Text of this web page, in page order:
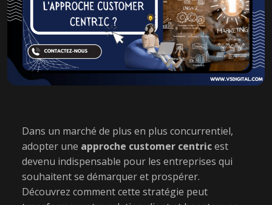
Dans un marché de plus en plus concurrentiel,
adopter une approche customer centricest
devenu indispensable pour les entreprises qui
souhaitent se démarquer et prospérer.
Découvrez comment cette stratégie peut